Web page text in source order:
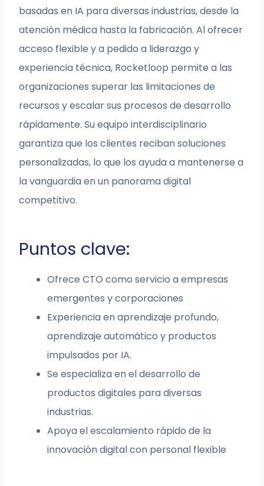
basadas en IA para diversas industrias, desde la
atención médica hasta la fabricación. Al ofrecer
acceso flexible y a pedido a liderazgo y
experiencia técnica, Rocketloop permite a las
organizaciones superar las limitaciones de
recursos y escalar sus procesos de desarrollo
rápidamente. Su equipo interdisciplinario
garantiza que los clientes reciban soluciones
personalizadas, lo que los ayuda a mantenerse a
la vanguardia en un panorama digital
competitivo.
Puntos clave:
Ofrece CTO como servicio a empresas
emergentes y corporaciones
Experiencia en aprendizaje profundo,
aprendizaje automático y productos
impulsados por IA.
Se especializa en el desarrollo de
productos digitales para diversas
industrias.
Apoya el escalamiento rápido de la
innovación digital con personal flexible